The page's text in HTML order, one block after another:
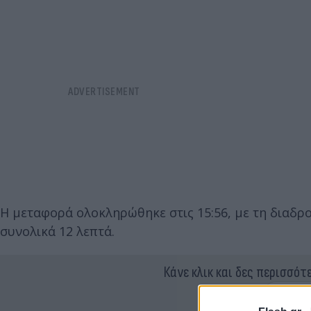
Η μεταφορά ολοκληρώθηκε στις 15:56, με τη
συνολικά 12 λεπτά.
Κάνε κλικ και δες